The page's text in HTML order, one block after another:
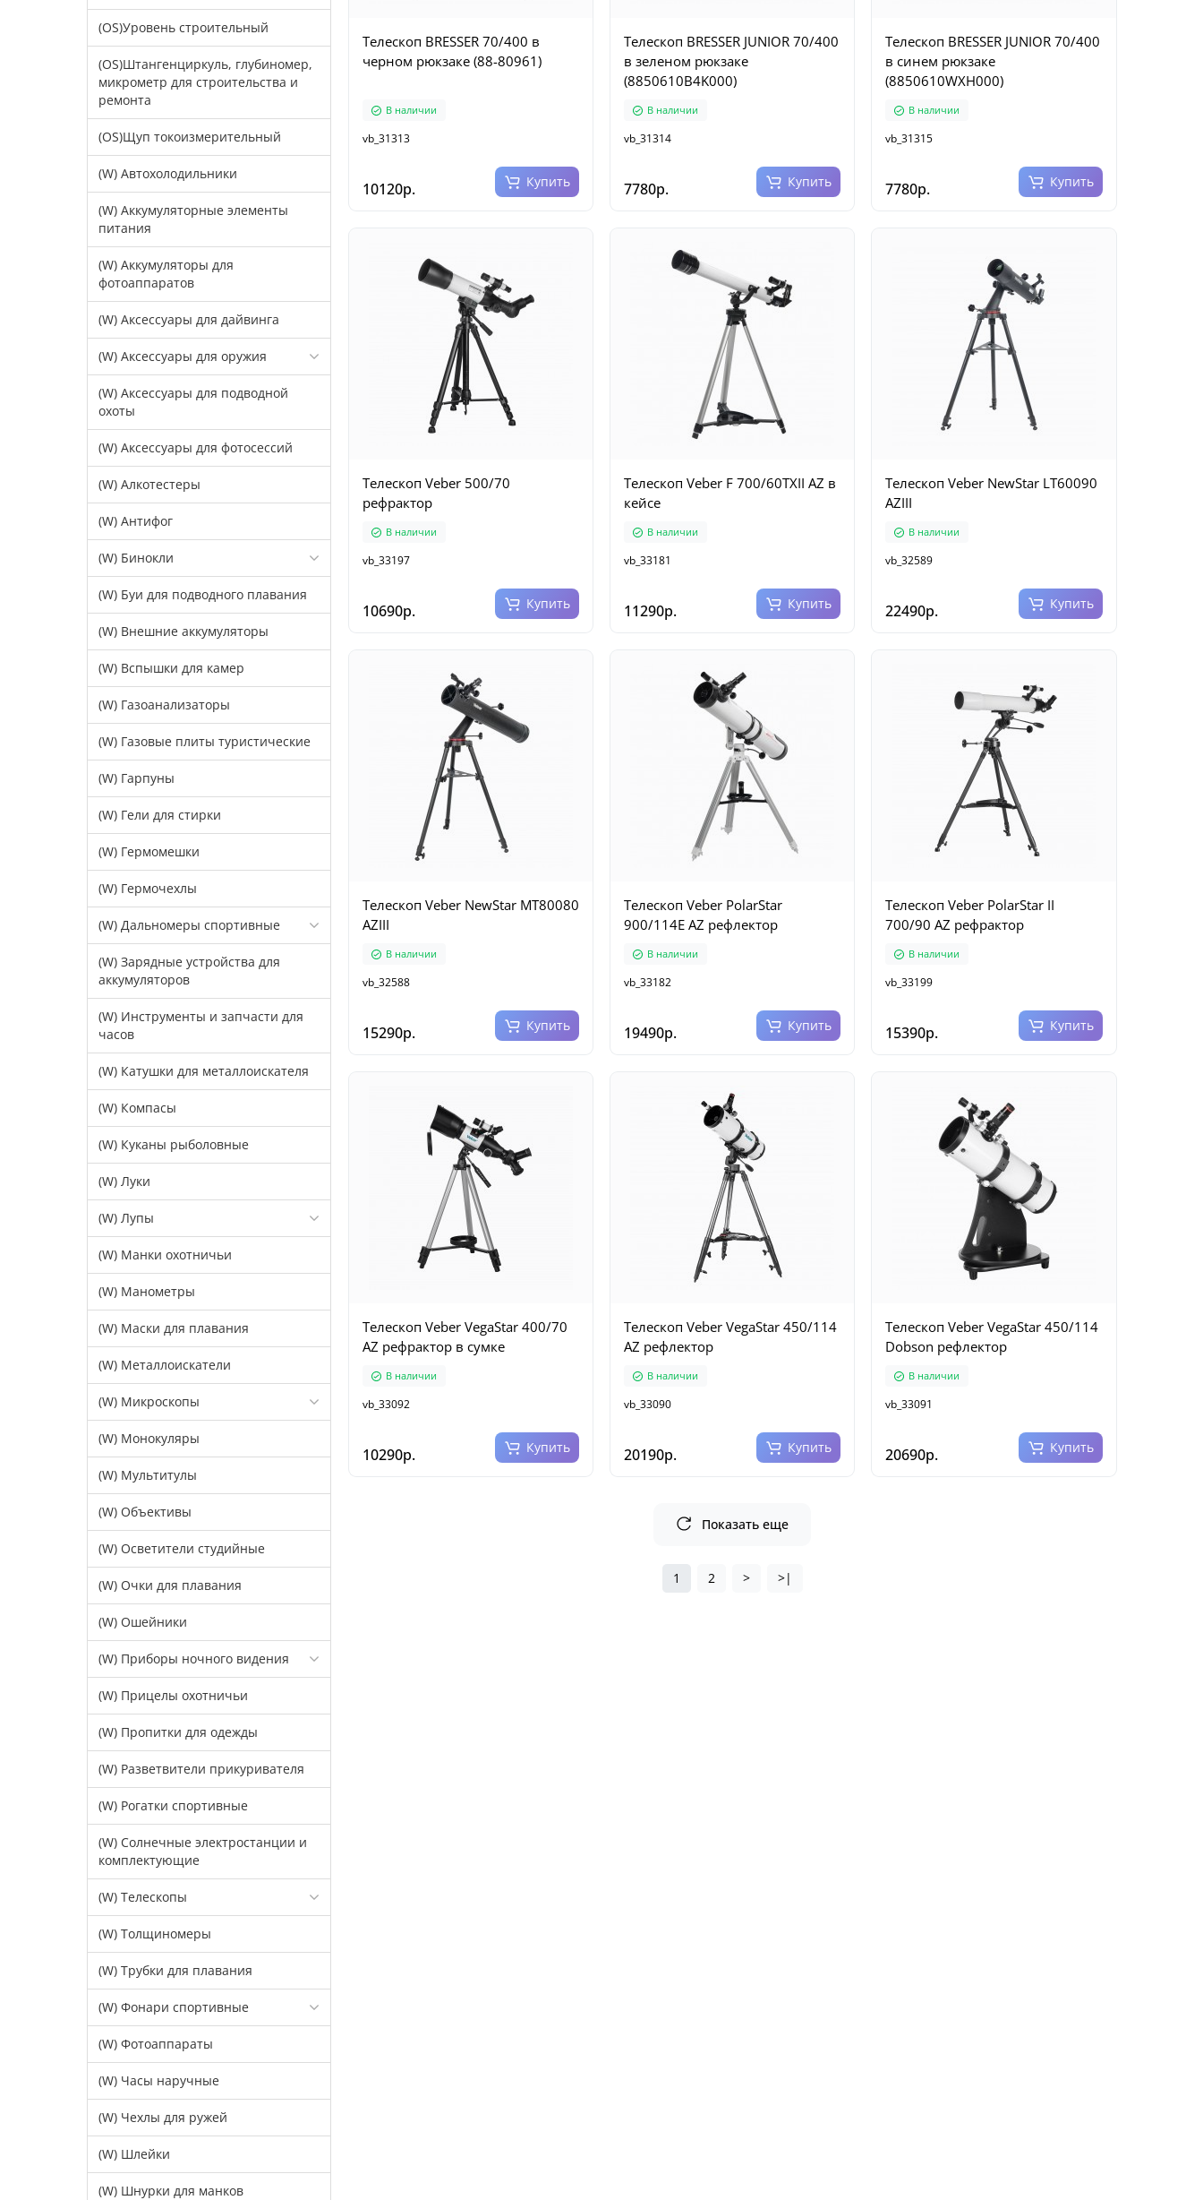
(OS)Уровень строительный
(OS)Штангенциркуль, глубиномер,
микрометр для строительства и
ремонта
(OS)Щуп токоизмерительный
(W) Автохолодильники
(W) Аккумуляторные элементы
питания
(W) Аккумуляторы для
фотоаппаратов
(W) Аксессуары для дайвинга
(W) Аксессуары для оружия
(W) Аксессуары для подводной
охоты
(W) Аксессуары для фотосессий
(W) Алкотестеры
(W) Антифог
(W) Бинокли
(W) Буи для подводного плавания
(W) Внешние аккумуляторы
(W) Вспышки для камер
(W) Газоанализаторы
(W) Газовые плиты туристические
(W) Гарпуны
(W) Гели для стирки
(W) Гермомешки
(W) Гермочехлы
(W) Дальномеры спортивные
(W) Зарядные устройства для
аккумуляторов
(W) Инструменты и запчасти для
часов
(W) Катушки для металлоискателя
(W) Компасы
(W) Куканы рыболовные
(W) Луки
(W) Лупы
(W) Манки охотничьи
(W) Манометры
(W) Маски для плавания
(W) Металлоискатели
(W) Микроскопы
(W) Монокуляры
(W) Мультитулы
(W) Объективы
(W) Осветители студийные
(W) Очки для плавания
(W) Ошейники
(W) Приборы ночного видения
(W) Прицелы охотничьи
(W) Пропитки для одежды
(W) Разветвители прикуривателя
(W) Рогатки спортивные
(W) Солнечные электростанции и
комплектующие
(W) Телескопы
(W) Толщиномеры
(W) Трубки для плавания
(W) Фонари спортивные
(W) Фотоаппараты
(W) Часы наручные
(W) Чехлы для ружей
(W) Шлейки
(W) Шнурки для манков
Телескоп BRESSER 70/400 в
черном рюкзаке (88-80961)
В наличии
vb_31313
10120р. Купить
Телескоп BRESSER JUNIOR 70/400
в зеленом рюкзаке
(8850610B4K000)
В наличии
vb_31314
7780р. Купить
Телескоп BRESSER JUNIOR 70/400
в синем рюкзаке
(8850610WXH000)
В наличии
vb_31315
7780р. Купить
Телескоп Veber 500/70
рефрактор
В наличии
vb_33197
10690р. Купить
Телескоп Veber F 700/60TXII AZ в
кейсе
В наличии
vb_33181
11290р. Купить
Телескоп Veber NewStar LT60090
AZIII
В наличии
vb_32589
22490р. Купить
Телескоп Veber NewStar MT80080
AZIII
В наличии
vb_32588
15290р. Купить
Телескоп Veber PolarStar
900/114E AZ рефлектор
В наличии
vb_33182
19490р. Купить
Телескоп Veber PolarStar II
700/90 AZ рефрактор
В наличии
vb_33199
15390р. Купить
Телескоп Veber VegaStar 400/70
AZ рефрактор в сумке
В наличии
vb_33092
10290р. Купить
Телескоп Veber VegaStar 450/114
AZ рефлектор
В наличии
vb_33090
20190р. Купить
Телескоп Veber VegaStar 450/114
Dobson рефлектор
В наличии
vb_33091
20690р. Купить
Показать еще
1 2 > >|